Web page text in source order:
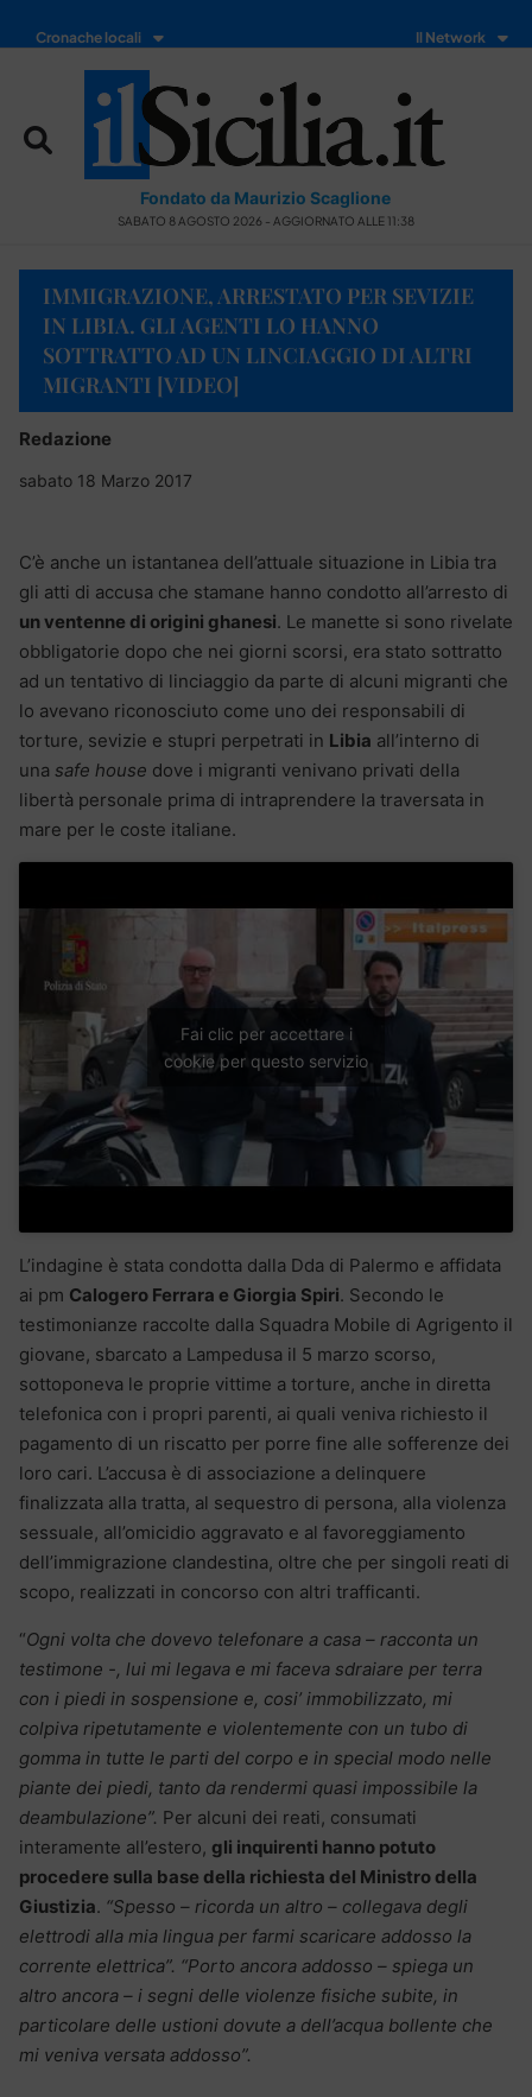
Cronache locali Il Network
Fondato da Maurizio Scaglione
SABATO 8 AGOSTO 2026 - AGGIORNATO ALLE 11:38
IMMIGRAZIONE, ARRESTATO PER SEVIZIE
IN LIBIA. GLI AGENTI LO HANNO
SOTTRATTO AD UN LINCIAGGIO DI ALTRI
MIGRANTI [VIDEO]
Redazione
sabato 18 Marzo 2017
C’è anche un istantanea dell’attuale situazione in Libia tra
gli atti di accusa che stamane hanno condotto all’arresto di
un ventenne di origini ghanesi. Le manette si sono rivelate
obbligatorie dopo che nei giorni scorsi, era stato sottratto
ad un tentativo di linciaggio da parte di alcuni migranti che
lo avevano riconosciuto come uno dei responsabili di
torture, sevizie e stupri perpetrati in Libia all’interno di
una safe house dove i migranti venivano privati della
libertà personale prima di intraprendere la traversata in
mare per le coste italiane.
Fai clic per accettare i
cookie per questo servizio
L’indagine è stata condotta dalla Dda di Palermo e affidata
ai pm Calogero Ferrara e Giorgia Spiri. Secondo le
testimonianze raccolte dalla Squadra Mobile di Agrigento il
giovane, sbarcato a Lampedusa il 5 marzo scorso,
sottoponeva le proprie vittime a torture, anche in diretta
telefonica con i propri parenti, ai quali veniva richiesto il
pagamento di un riscatto per porre fine alle sofferenze dei
loro cari. L’accusa è di associazione a delinquere
finalizzata alla tratta, al sequestro di persona, alla violenza
sessuale, all’omicidio aggravato e al favoreggiamento
dell’immigrazione clandestina, oltre che per singoli reati di
scopo, realizzati in concorso con altri trafficanti.
“Ogni volta che dovevo telefonare a casa – racconta un
testimone -, lui mi legava e mi faceva sdraiare per terra
con i piedi in sospensione e, cosi’ immobilizzato, mi
colpiva ripetutamente e violentemente con un tubo di
gomma in tutte le parti del corpo e in special modo nelle
piante dei piedi, tanto da rendermi quasi impossibile la
deambulazione”. Per alcuni dei reati, consumati
interamente all’estero, gli inquirenti hanno potuto
procedere sulla base della richiesta del Ministro della
Giustizia. “Spesso – ricorda un altro – collegava degli
elettrodi alla mia lingua per farmi scaricare addosso la
corrente elettrica”. “Porto ancora addosso – spiega un
altro ancora – i segni delle violenze fisiche subite, in
particolare delle ustioni dovute a dell’acqua bollente che
mi veniva versata addosso”.